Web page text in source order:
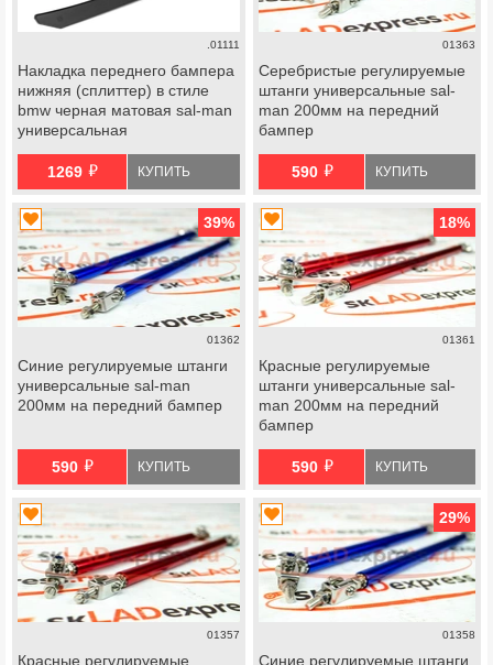
.01111
Накладка переднего бампера
нижняя (сплиттер) в стиле
bmw черная матовая sal-man
универсальная
1269 й КУПИТЬ
01363
Серебристые регулируемые
штанги универсальные sal-
man 200мм на передний
бампер
590 й КУПИТЬ
39%
01362
Синие регулируемые штанги
универсальные sal-man
200мм на передний бампер
590 й КУПИТЬ
18%
01361
Красные регулируемые
штанги универсальные sal-
man 200мм на передний
бампер
590 й КУПИТЬ
01357
Красные регулируемые
29%
01358
Синие регулируемые штанги